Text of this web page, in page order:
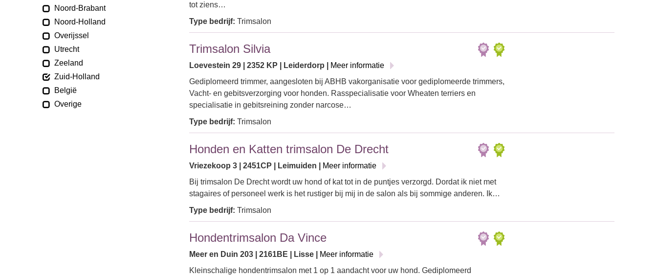
Noord-Brabant
Noord-Holland
Overijssel
Utrecht
Zeeland
Zuid-Holland
België
Overige
tot ziens…
Type bedrijf: Trimsalon
Trimsalon Silvia
Loevestein 29 | 2352 KP | Leiderdorp |
Meer informatie
Gediplomeerd trimmer, aangesloten bij ABHB vakorganisatie voor gediplomeerde trimmers,
Vacht- en gebitsverzorging voor honden. Rasspecialisatie voor Wheaten terriers en
specialisatie in gebitsreining zonder narcose…
Type bedrijf: Trimsalon
Honden en Katten trimsalon De Drecht
Vriezekoop 3 | 2451CP | Leimuiden |
Meer informatie
Bij trimsalon De Drecht wordt uw hond of kat tot in de puntjes verzorgd. Dordat ik niet met
stagaires of personeel werk is het rustiger bij mij in de salon als bij sommige anderen. Ik…
Type bedrijf: Trimsalon
Hondentrimsalon Da Vince
Meer en Duin 203 | 2161BE | Lisse |
Meer informatie
Kleinschalige hondentrimsalon met 1 op 1 aandacht voor uw hond. Gediplomeerd